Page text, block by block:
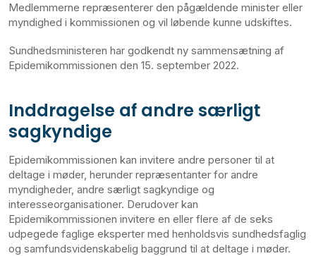
Medlemmerne repræsenterer den pågældende minister eller
myndighed i kommissionen og vil løbende kunne udskiftes.
Sundhedsministeren har godkendt ny sammensætning af
Epidemikommissionen den 15. september 2022.
Inddragelse af andre særligt
sagkyndige
Epidemikommissionen kan invitere andre personer til at
deltage i møder, herunder repræsentanter for andre
myndigheder, andre særligt sagkyndige og
interesseorganisationer. Derudover kan
Epidemikommissionen invitere en eller flere af de seks
udpegede faglige eksperter med henholdsvis sundhedsfaglig
og samfundsvidenskabelig baggrund til at deltage i møder.